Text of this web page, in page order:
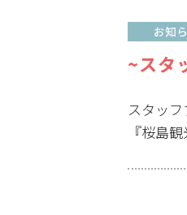
~スタ
スタッ
『桜島